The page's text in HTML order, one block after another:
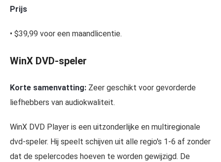
Prijs
• $39,99 voor een maandlicentie.
WinX DVD-speler
Korte samenvatting: Zeer geschikt voor gevorderde
liefhebbers van audiokwaliteit.
WinX DVD Player is een uitzonderlijke en multiregionale
dvd-speler. Hij speelt schijven uit alle regio's 1-6 af zonder
dat de spelercodes hoeven te worden gewijzigd. De